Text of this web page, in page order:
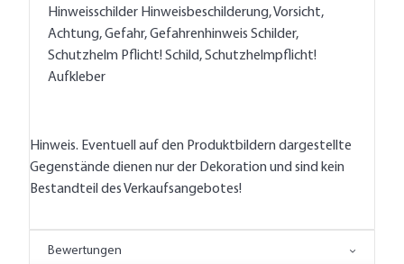
Hinweisschilder Hinweisbeschilderung, Vorsicht,
Achtung, Gefahr, Gefahrenhinweis Schilder,
Schutzhelm Pflicht! Schild, Schutzhelmpflicht!
Aufkleber
Hinweis. Eventuell auf den Produktbildern dargestellte
Gegenstände dienen nur der Dekoration und sind kein
Bestandteil des Verkaufsangebotes!
Bewertungen